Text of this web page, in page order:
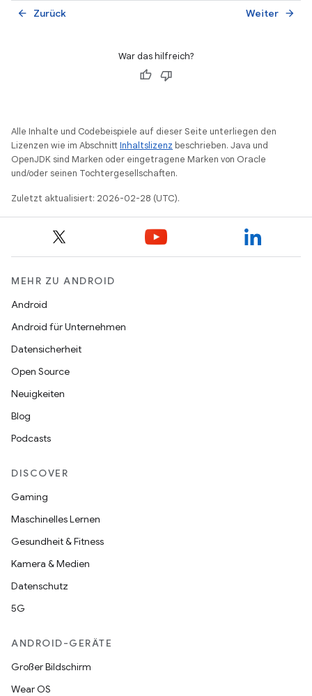
Zurück
arrow_back Weiter arrow_forward
War das hilfreich?
Alle Inhalte und Codebeispiele auf dieser Seite unterliegen den
Lizenzen wie im AbschnittInhaltslizenz beschrieben. Java und
OpenJDK sind Marken oder eingetragene Marken von Oracle
und/oder seinen Tochtergesellschaften.
Zuletzt aktualisiert: 2026-02-28 (UTC).
MEHR ZU ANDROID
Android
Android für Unternehmen
Datensicherheit
Open Source
Neuigkeiten
Blog
Podcasts
DISCOVER
Gaming
Maschinelles Lernen
Gesundheit & Fitness
Kamera & Medien
Datenschutz
5G
ANDROID-GERÄTE
Großer Bildschirm
Wear OS